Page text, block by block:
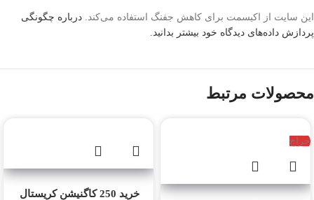
این سایت از اکیسمت برای کاهش جفنگ استفاده می‌کند. درباره چگونگی
پردازش داده‌های دیدگاه خود بیشتر بدانید.
محصولات مرتبط
حراج
خرید 250 کاگنیشن کریستال